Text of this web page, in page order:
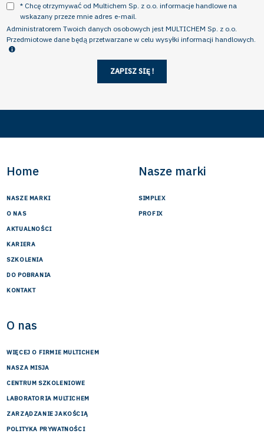
* Chcę otrzymywać od Multichem Sp. z o.o. informacje handlowe na
wskazany przeze mnie adres e-mail.
Administratorem Twoich danych osobowych jest MULTICHEM Sp. z o.o.
Przedmiotowe dane będą przetwarzane w celu wysyłki informacji handlowych.
Masz prawo dostępu do danych, ich sprostowania, ograniczenia przetwarzania,
usunięcia, sprzeciwu, przenoszenia danych, cofnięcia zgody oraz złożenia skargi do
ZAPISZ SIĘ !
Home
NASZE MARKI
O NAS
AKTUALNOŚCI
KARIERA
SZKOLENIA
DO POBRANIA
KONTAKT
Nasze marki
SIMPLEX
PROFIX
O nas
WIĘCEJ O FIRMIE MULTICHEM
NASZA MISJA
CENTRUM SZKOLENIOWE
LABORATORIA MULTICHEM
ZARZĄDZANIE JAKOŚCIĄ
POLITYKA PRYWATNOŚCI